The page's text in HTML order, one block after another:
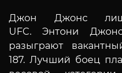
Джон Джонс
UFC. Энтони
разыграют
187.Лучший боец